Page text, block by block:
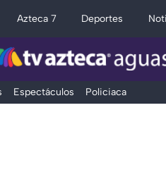
Azteca 7 Deportes
Espectáculos Policiaca